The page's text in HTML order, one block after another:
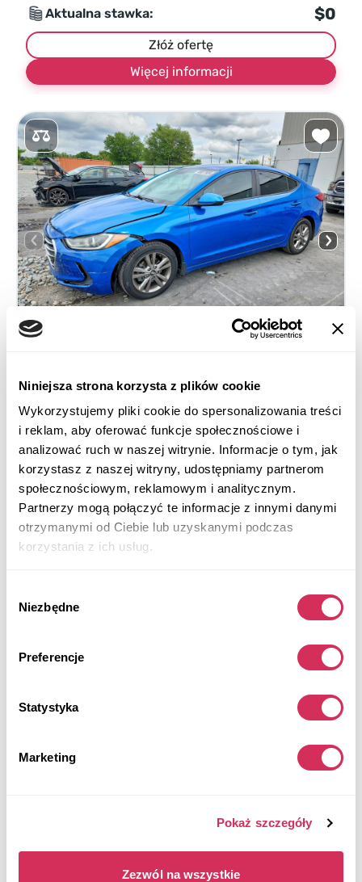
Niniejsza strona korzysta z plików cookie
Wykorzystujemy pliki cookie do spersonalizowania treści
i reklam, aby oferować funkcje społecznościowe i
analizować ruch w naszej witrynie. Informacje o tym, jak
korzystasz z naszej witryny, udostępniamy partnerom
społecznościowym, reklamowym i analitycznym.
Partnerzy mogą połączyć te informacje z innymi danymi
otrzymanymi od Ciebie lub uzyskanymi podczas
korzystania z ich usług.
zgody
Niezbędne
Preferencje
Statystyka
Marketing
Pokaż szczegóły
Zezwól na wszystkie
Aktualna stawka:
$0
Złóż ofertę
Więcej informacji
2018 HYUNDAI ELANTRA SEL
Na przednie koła
Benzyna
84 775 mil
2,000 cm³
Automatic
2018
Aukcja za